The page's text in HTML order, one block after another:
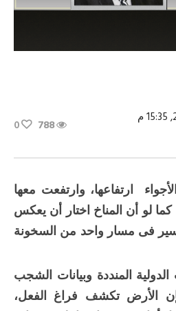
788
0
ارتفاعها، وارتفعت معها
لو أن المناخ اختار أن يعكس
فى مسار واحد من السخونة
المنددة وبيانات الشجب
الأرض تكشف فراغ الفعل،